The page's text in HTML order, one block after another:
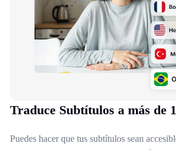
Traduce Subtítulos a más de
Puedes hacer que tus subtítulos sean